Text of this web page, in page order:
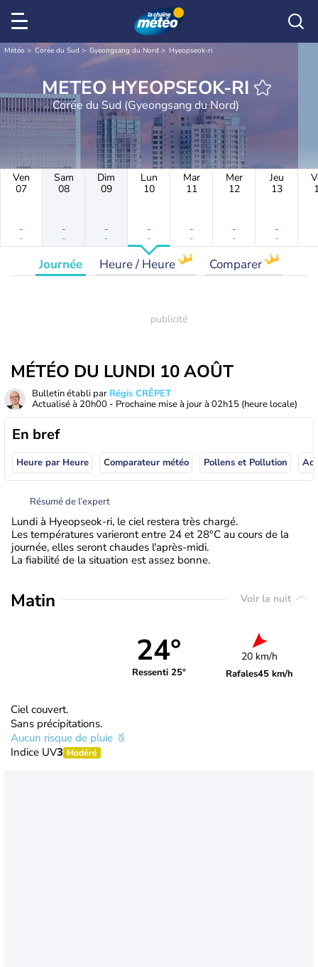
Météo Corée du Sud Gyeongsang du Nord Hyeopseok-ri
METEO HYEOPSEOK-RI
Corée du Sud (Gyeongsang du Nord)
Ven
07
-
-
Sam
08
-
-
Dim
09
-
-
Lun
10
-
-
Mar
11
-
-
Mer
12
-
-
Jeu
13
-
-
Journée Heure / Heure Comparer
MÉTÉO DU LUNDI 10 AOÛT
Bulletin établi par Régis CRÊPET
Actualisé à 20h00 - Prochaine mise à jour à 02h15 (heure locale)
En bref
Heure par Heure Comparateur météo Pollens et Pollution
Résumé de l’expert
Lundi à Hyeopseok-ri, le ciel restera très chargé.
Les températures varieront entre 24 et 28°C au cours de la
journée, elles seront chaudes l'après-midi.
La fiabilité de la situation est assez bonne.
Matin Voir la nuit
24°
Ressenti 25°
20 km/h
Rafales45 km/h
Ciel couvert.
Sans précipitations.
Aucun risque de pluie
Indice UV3 Modéré